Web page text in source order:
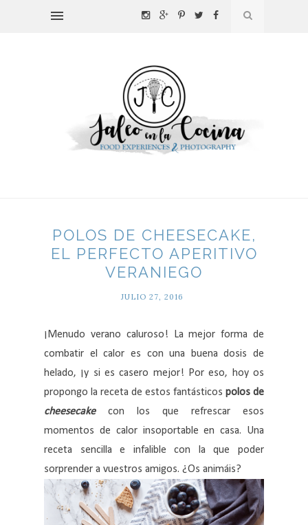
POLOS DE CHEESECAKE,
EL PERFECTO APERITIVO
VERANIEGO
JULIO 27, 2016
¡Menudo verano caluroso! La mejor forma de
combatir el calor es con una buena dosis de
helado, ¡y si es casero mejor! Por eso, hoy os
propongo la receta de estos fantásticos polos de
cheesecakecon los que refrescar esos
momentos de calor insoportable en casa. Una
receta sencilla e infalible con la que poder
sorprender a vuestros amigos. ¿Os animáis?